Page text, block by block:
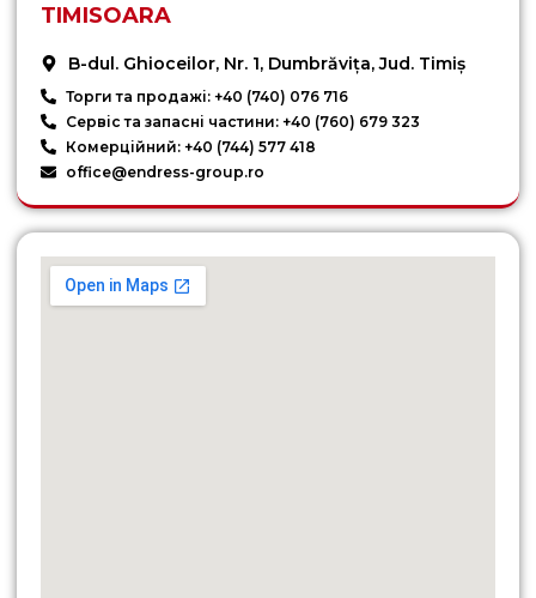
TIMISOARA
B-dul. Ghioceilor, Nr. 1, Dumbrăvița, Jud. Timiș
Торги та продажі: +40 (740) 076 716
Сервіс та запасні частини: +40 (760) 679 323
Комерційний: +40 (744) 577 418
office@endress-group.ro